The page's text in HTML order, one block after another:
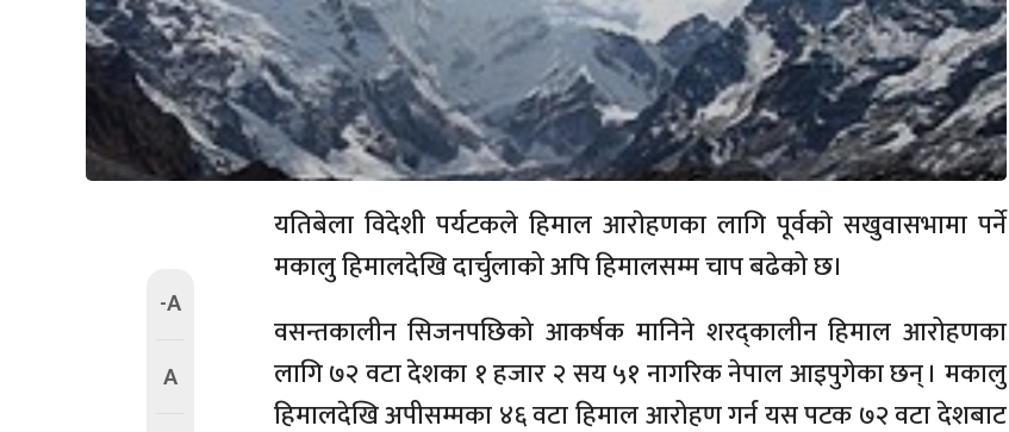
-A
A
यतिबेला विदेशी पर्यटकले हिमाल आराेहणका लागि पूर्वकाे सखुवासभामा पर्ने
मकालु हिमालदेखि दार्चुलाको अपि हिमालसम्म चाप बढेको छ।
वसन्तकालीन सिजनपछिको आकर्षक मानिने शरद्कालीन हिमाल आरोहणका
लागि ७२ वटा देशका १ हजार २ सय ५१ नागरिक नेपाल आइपुगेका छन् । मकालु
हिमालदेखि अपीसम्मका ४६ वटा हिमाल आरोहण गर्न यस पटक ७२ वटा देशबाट